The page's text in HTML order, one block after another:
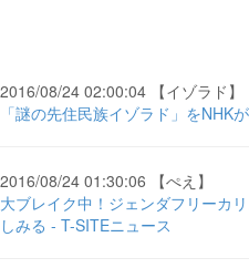
2016/08/24 02:00:04 【イゾラド】
「謎の先住民族イゾラド」をNHK
2016/08/24 01:30:06 【ぺえ】
大ブレイク中！ジェンダフリーカ
しみる - T-SITEニュース